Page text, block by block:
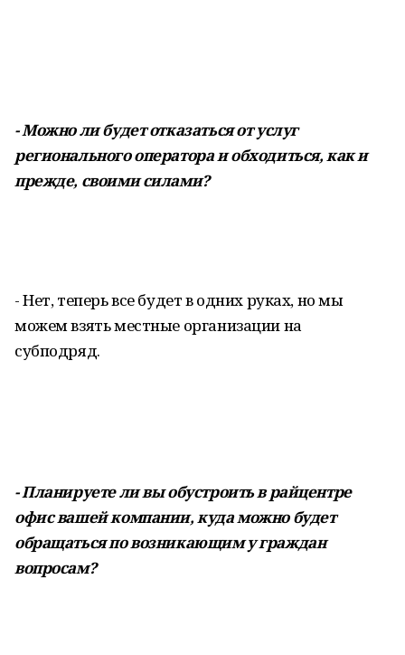
- Можно ли будет отказаться от услуг
регионального оператора и обходиться, как и
прежде, своими силами?
- Нет, теперь все будет в одних руках, но мы
можем взять местные организации на
субподряд.
- Планируете ли вы обустроить в райцентре
офис вашей компании, куда можно будет
обращаться по возникающим у граждан
вопросам?